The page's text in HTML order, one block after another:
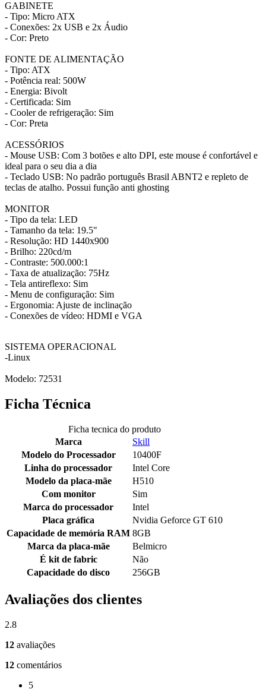
GABINETE
- Tipo: Micro ATX
- Conexões: 2x USB e 2x Áudio
- Cor: Preto
FONTE DE ALIMENTAÇÃO
- Tipo: ATX
- Potência real: 500W
- Energia: Bivolt
- Certificada: Sim
- Cooler de refrigeração: Sim
- Cor: Preta
ACESSÓRIOS
- Mouse USB: Com 3 botões e alto DPI, este mouse é confortável e
ideal para o seu dia a dia
- Teclado USB: No padrão português Brasil ABNT2 e repleto de
teclas de atalho. Possui função anti ghosting
MONITOR
- Tipo da tela: LED
- Tamanho da tela: 19.5"
- Resolução: HD 1440x900
- Brilho: 220cd/m
- Contraste: 500.000:1
- Taxa de atualização: 75Hz
- Tela antireflexo: Sim
- Menu de configuração: Sim
- Ergonomia: Ajuste de inclinação
- Conexões de vídeo: HDMI e VGA
SISTEMA OPERACIONAL
-Linux
Modelo: 72531
Ficha Técnica
Ficha tecnica do produto
Marca
Skill
Modelo do Processador
10400F
Linha do processador
Intel Core
Modelo da placa-mãe
H510
Com monitor
Sim
Marca do processador
Intel
Placa gráfica
Nvidia Geforce GT 610
Capacidade de memória RAM 8GB
Marca da placa-mãe
Belmicro
É kit de fabric
Não
Capacidade do disco
256GB
Avaliações dos clientes
2.8
12 avaliações
12 comentários
5